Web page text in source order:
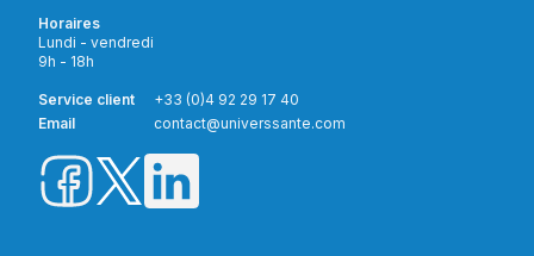
Matériel de location
Nouveautés
Promotions
Prix barrés
Horaires
Lundi - vendredi
9h - 18h
Service client
+33 (0)4 92 29 17 40
Email
contact@universsante.com